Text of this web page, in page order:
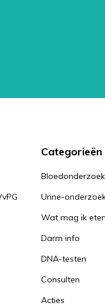
Categorieën
Bloedonderzoek
Urine-
Wat mag ik
Darm info
DNA-testen
Consulten
Acties